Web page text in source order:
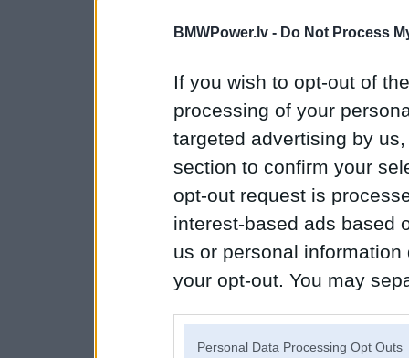
BMWPower.lv - Do Not Process
If you wish to opt-out of
processing of your
targeted advertising by
section to confirm your
opt-out request is
interest-based ads based
us or personal
your opt-out. You may
Personal Data Processing Opt Outs